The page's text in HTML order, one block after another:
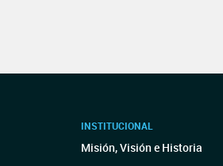
INSTITUCIONAL
Misión, Visión e Historia